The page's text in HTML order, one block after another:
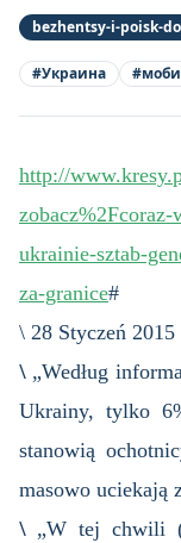
bezhentsy-i-poisk-
#Украина #
http://
ukrainie-sztab-
za-granice#
\ 28 Styczeń 2015
\ „Według
Ukrainy, tylko
stanowią
masowo uciekają
\ „W tej chwili